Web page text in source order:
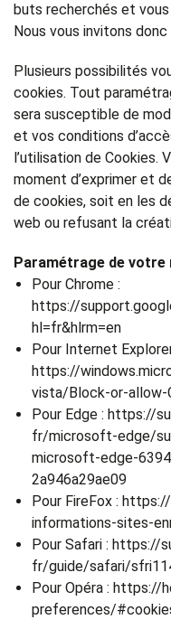
buts recherchés et
Nous vous invitons
Plusieurs possibilités
cookies. Tout
sera susceptible de
et vos conditions
l’utilisation de Cookies.
moment d’exprimer et
de cookies, soit en les
web ou refusant la
Paramétrage de votre
Pour Chrome :
https://
hl=fr&hlrm=en
Pour Internet
https://
vista/Block-or-allow-
Pour Edge : https://
fr/microsoft-edge/
microsoft-edge-
2a946a29ae09
Pour FireFox :
informations-sites-
Pour Safari : https://
fr/guide/safari/
Pour Opéra :
preferences/